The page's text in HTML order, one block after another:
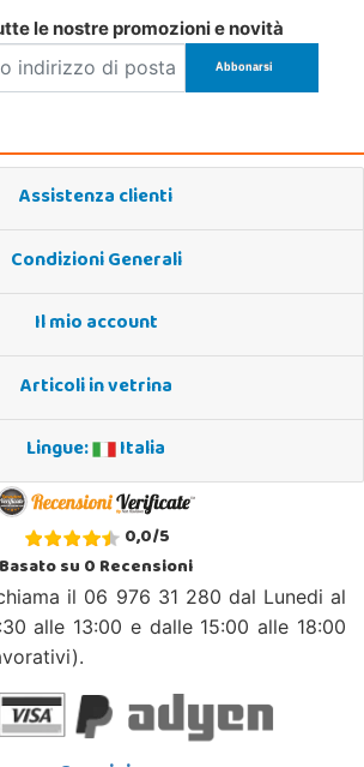
le nostre promozioni e novità
Assistenza clienti
Condizioni Generali
Il mio account
Articoli in vetrina
Lingue:
Italia
0,0/5
Basato su0Recensioni
il 06 976 31 280 dal Lunedi al
alle 13:00 e dalle 15:00 alle 18:00